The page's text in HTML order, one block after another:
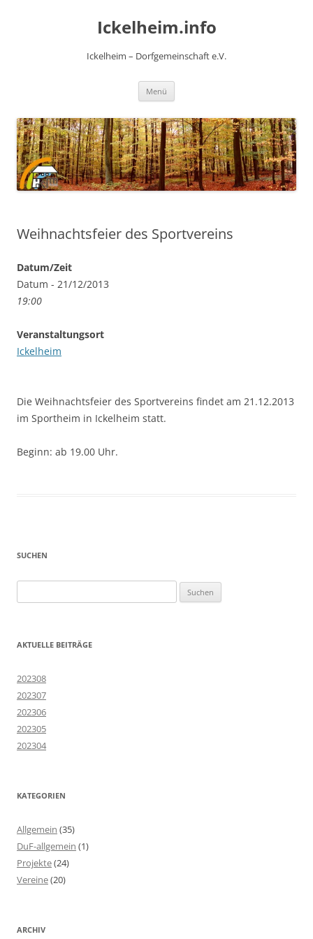
Ickelheim.info
Ickelheim – Dorfgemeinschaft e.V.
Menü
Weihnachtsfeier des Sportvereins
Datum/Zeit
Datum - 21/12/2013
19:00
Veranstaltungsort
Ickelheim
Die Weihnachtsfeier des Sportvereins findet am 21.12.2013
im Sportheim in Ickelheim statt.
Beginn: ab 19.00 Uhr.
SUCHEN
nach:
AKTUELLE BEITRÄGE
202308
202307
202306
202305
202304
KATEGORIEN
Allgemein (35)
DuF-allgemein (1)
Projekte(24)
Vereine(20)
ARCHIV